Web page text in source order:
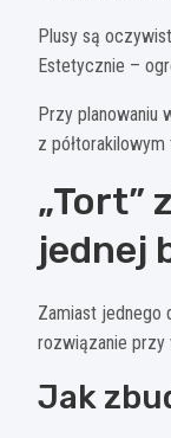
Plusy są
Estetycznie –
Przy planowaniu
z
„Tort”
jednej
Zamiast jednego
rozwiązanie przy
Jak